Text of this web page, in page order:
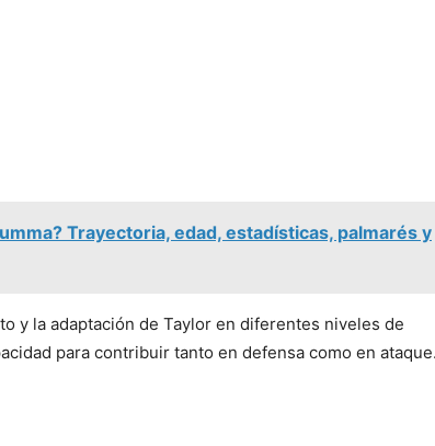
Trayectoria, edad, estadísticas, palmarés y
y la adaptación de Taylor en diferentes niveles de
para contribuir tanto en defensa como en ataque.